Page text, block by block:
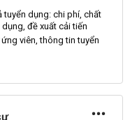
tuyển dụng: chi phí, chất
dụng, đề xuất cải tiến
ứng viên, thông tintuyển